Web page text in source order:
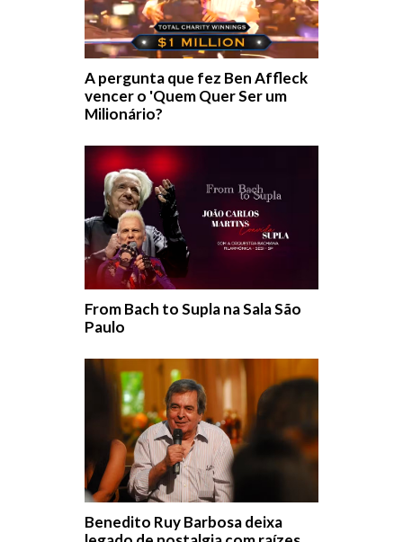
A pergunta que fez Ben Affleck
vencer o 'Quem Quer Ser um
Milionário?
From Bach to Supla na Sala São
Paulo
Benedito Ruy Barbosa deixa